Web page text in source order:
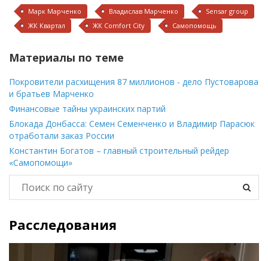
Марк Марченко Владислав Марченко
Sensar group
ЖК Квартал
ЖК Comfort City Самопомощь
Материалы по теме
Покровители расхищения 87 миллионов - дело Пустоварова
и братьев Марченко
Финансовые тайны украинских партий
Блокада Донбасса: Семен Семенченко и Владимир Парасюк
отработали заказ России
Константин Богатов – главный строительный рейдер
«Самопомощи»
Расследования